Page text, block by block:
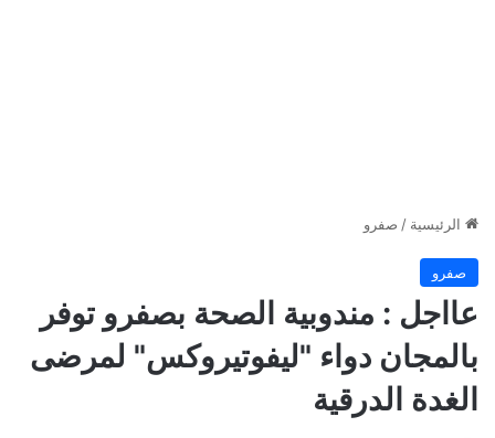
الرئيسية / صفرو
صفرو
عااجل : مندوبية الصحة بصفرو توفر
بالمجان دواء "ليفوتيروكس" لمرضى
الغدة الدرقية